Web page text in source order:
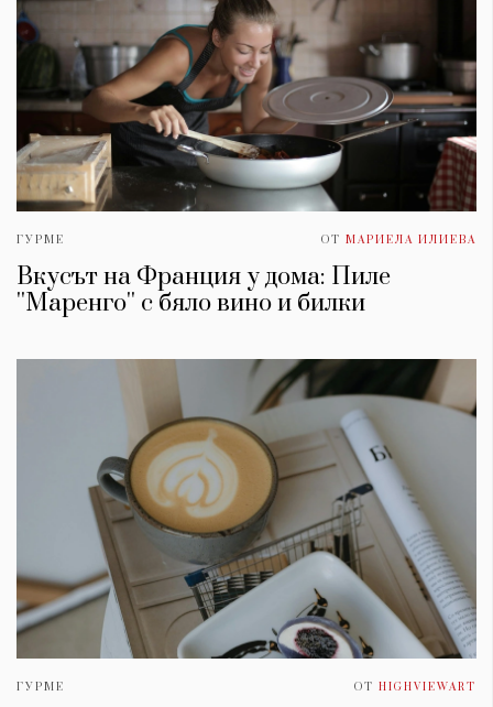
ГУРМЕ ОТ МАРИЕЛА ИЛИЕВА
Вкусът на Франция у дома: Пиле
''Маренго'' с бяло вино и билки
ГУРМЕ ОТ HIGHVIEWART